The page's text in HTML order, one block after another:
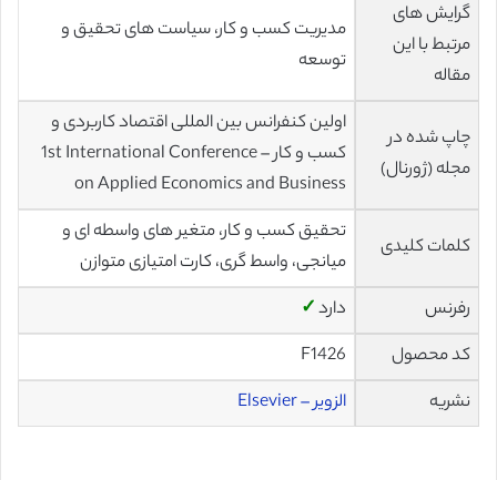
گرایش های
مرتبط با این
مقاله
مدیریت کسب و کار، سیاست های تحقیق و
توسعه
چاپ شده در
مجله (ژورنال)
اولین کنفرانس بین المللی اقتصاد کاربردی و
کسب و کار – 1st International Conference
on Applied Economics and Business
کلمات کلیدی
تحقیق کسب و کار، متغیر های واسطه ای و
میانجی، واسط گری، کارت امتیازی متوازن
رفرنس
دارد✓
کد محصول
F1426
نشریه
الزویر – Elsevier